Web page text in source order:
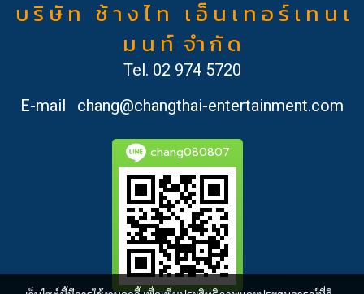
บ ริ ษั ท ช้ า ง ไ ท เ อ็ น เ ท อ ร์ เ ท น เ
ม น ท์ จำ กั ด
Tel. 02 974 5720
E-mail
chang@changthai-entertainment.com
chang080807